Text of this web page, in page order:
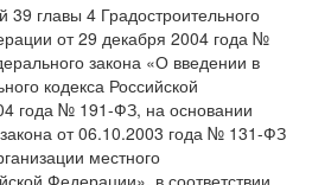
39 главы 4 Градостроительного
от 29 декабря 2004 года №
закона «О введении в
кодекса Российской
года № 191-ФЗ, на основании
от 06.10.2003 года № 131-ФЗ
местного
Федерации», в соответствии